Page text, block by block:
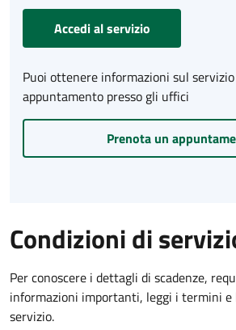
Accedi al servizio
Puoi ottenere informazioni sul
appuntamento presso gli uffici
Prenota un
Condizioni di
Per conoscere i dettagli di scadenze,
informazioni importanti, leggi i termini e
servizio.